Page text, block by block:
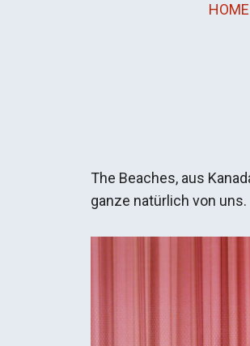
HOME
The Beaches, aus
ganze natürlich von uns.